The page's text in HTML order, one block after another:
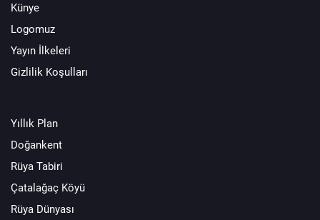
Künye
Logomuz
Yayın İlkeleri
Gizlilik Koşulları
Yıllık Plan
Doğankent
Rüya Tabiri
Çatalağaç Köyü
Rüya Dünyası